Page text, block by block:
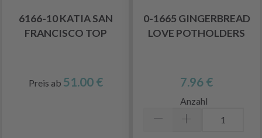
6166-10 KATIA SAN
FRANCISCO TOP
Preis ab 51.00 €
0-1665 GINGERBREAD
LOVE POTHOLDERS
7.96 €
Anzahl